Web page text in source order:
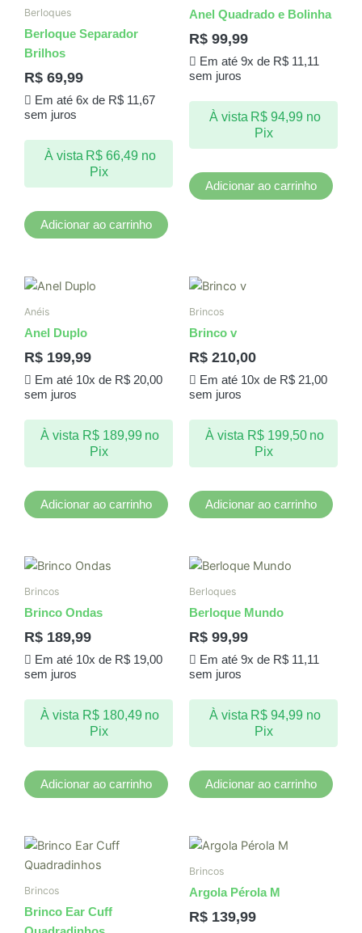
Berloques
Berloque Separador
Brilhos
R$ 69,99
Em até 6x de R$11,67
sem juros
À vista R$ 66,49 no
Pix
Adicionar ao carrinho
Anel Quadrado e Bolinha
R$ 99,99
Em até 9x de R$11,11
sem juros
À vista R$ 94,99 no
Pix
Adicionar ao carrinho
Anéis
Anel Duplo
R$ 199,99
Em até 10x de R$20,00
sem juros
À vista R$189,99 no
Pix
Adicionar ao carrinho
Brincos
Brinco v
R$ 210,00
Em até 10x de R$21,00
sem juros
À vista R$199,50 no
Pix
Adicionar ao carrinho
Brincos
Brinco Ondas
R$ 189,99
Em até 10x de R$19,00
sem juros
À vista R$180,49 no
Pix
Adicionar ao carrinho
Berloques
Berloque Mundo
R$ 99,99
Em até 9x de R$11,11
sem juros
À vista R$ 94,99 no
Pix
Adicionar ao carrinho
Brincos
Brinco Ear Cuff
Brincos
Argola Pérola M
R$ 139,99